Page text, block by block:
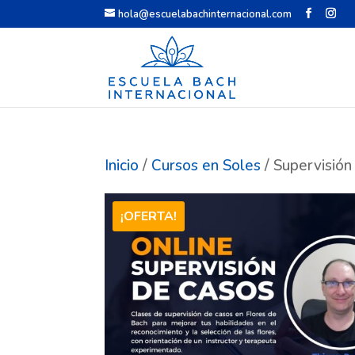
hola@escuelabachinternacional.com
Inicio / Cursos en Soles /
¡OFERTA!